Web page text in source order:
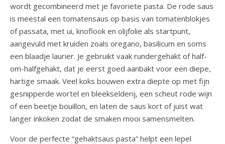
wordt gecombineerd met je favoriete pasta. De rode saus
is meestal een tomatensaus op basis van tomatenblokjes
of passata, met ui, knoflook en olijfolie als startpunt,
aangevuld met kruiden zoals oregano, basilicum en soms
een blaadje laurier. Je gebruikt vaak rundergehakt of half-
om-halfgehakt, dat je eerst goed aanbakt voor een diepe,
hartige smaak. Veel koks bouwen extra diepte op met fijn
gesnipperde wortel en bleekselderij, een scheut rode wijn
of een beetje bouillon, en laten de saus kort of juist wat
langer inkoken zodat de smaken mooi samensmelten.
Voor de perfecte “gehaktsaus pasta” helpt een lepel